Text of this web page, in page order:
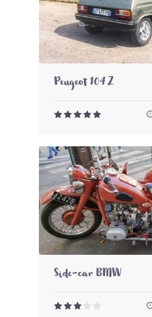
Peugeot 104 Z
Side-car BMW